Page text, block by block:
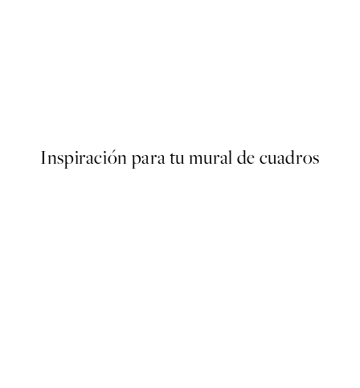
Inspiración para tu mural de cuadros